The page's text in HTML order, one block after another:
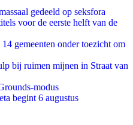
gedeeld op seksfora
voor de eerste helft van de
gemeenten onder toezicht om
bij ruimen mijnen in Straat van
modus
begint 6 augustus